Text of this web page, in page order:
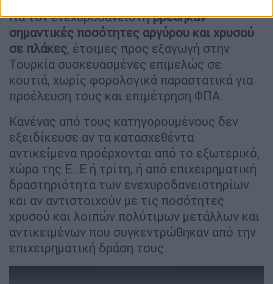
Για τον ενεχυροδανειστήβρέθηκαν
σημαντικές ποσότητες αργύρου και χρυσού
σε πλάκες, έτοιμες προς εξαγωγή στην
Τουρκία συσκευασμένες επιμελώς σε
κουτιά, χωρίς φορολογικά παραστατικά για
προέλευση τους και επιμέτρηση ΦΠΑ.
Κανένας από τους κατηγορουμένους δεν
εξειδίκευσε αν τα κατασχεθέντα
αντικείμενα προέρχονται από το εξωτερικό,
χώρα της Ε..Ε ή τρίτη, ή από επιχειρηματική
δραστηριότητα των ενεχυροδανειστηρίων
και αν αντιστοιχούν με τις ποσότητες
χρυσού και λοιπών πολύτιμων μετάλλων και
αντικειμένων που συγκεντρώθηκαν από την
επιχειρηματική δράση τους.